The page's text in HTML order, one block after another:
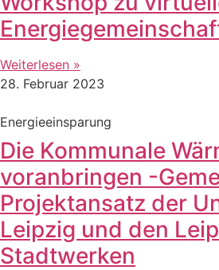
Weiterlesen »
28. Februar 2023
Energieeinsparung
Die Kommunale
voranbringen -
Projektansatz der
Leipzig und den
Stadtwerken